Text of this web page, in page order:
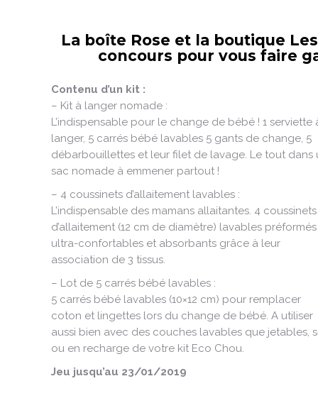
La boîte Rose et la boutique
concours pour vous faire
Contenu d’un kit :
– Kit à langer nomade :
L’indispensable pour le change de bébé ! 1 serviette
langer, 5 carrés bébé lavables 5 gants de change, 5
débarbouillettes et leur filet de lavage. Le tout dans
sac nomade à emmener partout !
– 4 coussinets d’allaitement lavables :
L’indispensable des mamans allaitantes. 4 coussinets
d’allaitement (12 cm de diamètre) lavables préformés
ultra-confortables et absorbants grâce à leur
association de 3 tissus.
– Lot de 5 carrés bébé lavables :
5 carrés bébé lavables (10×12 cm) pour remplacer
coton et lingettes lors du change de bébé. A utiliser
aussi bien avec des couches lavables que jetables,
ou en recharge de votre kit Eco Chou.
Jeu jusqu’au 23/01/2019